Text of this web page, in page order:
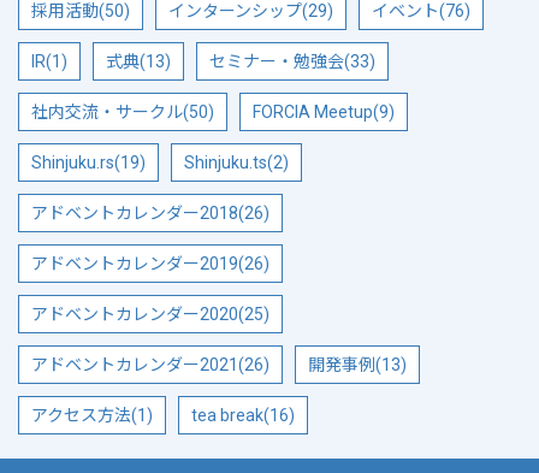
採用活動(50) インターンシップ(29) イベント(76)
IR(1) 式典(13) セミナー・勉強会(33)
社内交流・サークル(50) FORCIA Meetup(9)
Shinjuku.rs(19) Shinjuku.ts(2)
アドベントカレンダー2018(26)
アドベントカレンダー2019(26)
アドベントカレンダー2020(25)
アドベントカレンダー2021(26) 開発事例(13)
アクセス方法(1) tea break(16)